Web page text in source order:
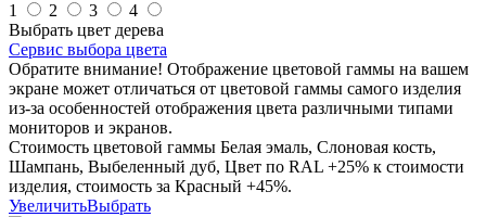
1
2 3
4
Выбрать цвет дерева
Сервис выбора цвета
Обратите внимание! Отображение цветовой гаммы на вашем
экране может отличаться от цветовой гаммы самого изделия
из-за особенностей отображения цвета различными типами
мониторов и экранов.
Стоимость цветовой гаммы Белая эмаль, Слоновая кость,
Шампань, Выбеленный дуб, Цвет по RAL +25% к стоимости
изделия, стоимость за Красный +45%.
УвеличитьВыбрать